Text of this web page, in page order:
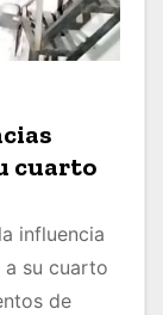
cuarto
influencia
a su cuarto
de